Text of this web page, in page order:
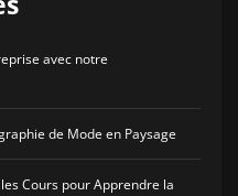
avec notre
de Mode en Paysage
Cours pour Apprendre la